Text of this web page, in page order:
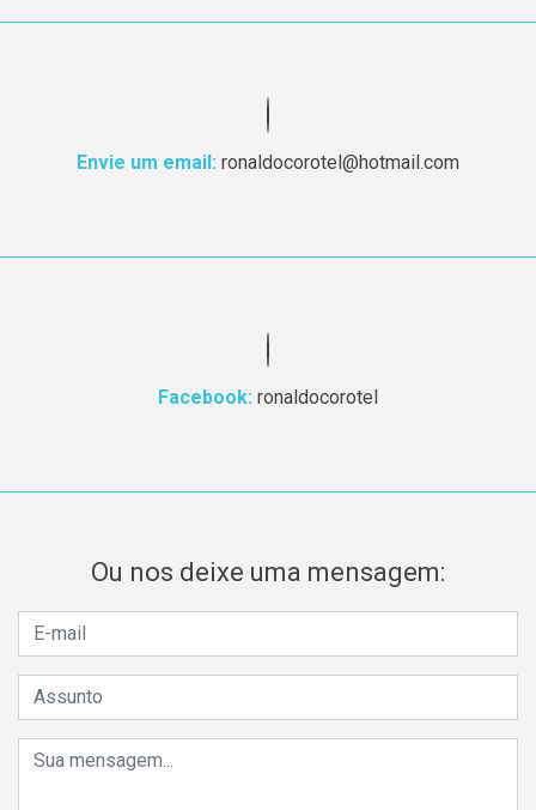
Envie um email: ronaldocorotel@hotmail.com
Facebook: ronaldocorotel
Ou nos deixe uma mensagem: